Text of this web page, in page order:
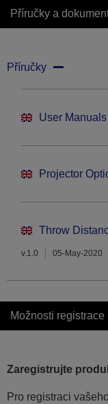
Příručky a
Příručky
User Manuals
Projector
Throw
v.1.0 05-May-2020
Možnosti registrace
Zaregistrujte
Pro registraci